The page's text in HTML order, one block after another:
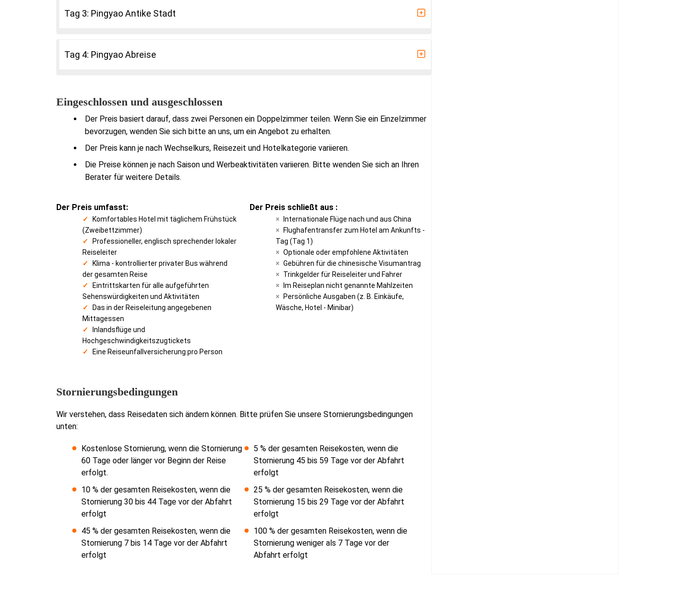
Tag 3: Pingyao Antike Stadt
Tag 4: Pingyao Abreise
Eingeschlossen und ausgeschlossen
Der Preis basiert darauf, dass zwei Personen ein Doppelzimmer teilen. Wenn Sie ein Einzelzimmer
bevorzugen, wenden Sie sich bitte an uns, um ein Angebot zu erhalten.
Der Preis kann je nach Wechselkurs, Reisezeit und Hotelkategorie variieren.
Die Preise können je nach Saison und Werbeaktivitäten variieren. Bitte wenden Sie sich an Ihren
Berater für weitere Details.
Der Preis umfasst:
Komfortables Hotel mit täglichem Frühstück
(Zweibettzimmer)
Professioneller, englisch sprechender lokaler
Reiseleiter
Klima - kontrollierter privater Bus während
der gesamten Reise
Eintrittskarten für alle aufgeführten
Sehenswürdigkeiten und Aktivitäten
Das in der Reiseleitung angegebenen
Mittagessen
Inlandsflüge und
Hochgeschwindigkeitszugtickets
Eine Reiseunfallversicherung pro Person
Der Preis schließt aus :
Internationale Flüge nach und aus China
Flughafentransfer zum Hotel am Ankunfts -
Tag (Tag 1)
Optionale oder empfohlene Aktivitäten
Gebühren für die chinesische Visumantrag
Trinkgelder für Reiseleiter und Fahrer
Im Reiseplan nicht genannte Mahlzeiten
Persönliche Ausgaben (z. B. Einkäufe,
Wäsche, Hotel - Minibar)
Stornierungsbedingungen
Wir verstehen, dass Reisedaten sich ändern können. Bitte prüfen Sie unsere Stornierungsbedingungen
unten:
Kostenlose Stornierung, wenn die Stornierung
60 Tage oder länger vor Beginn der Reise
erfolgt.
5 % der gesamten Reisekosten, wenn die
Stornierung 45 bis 59 Tage vor der Abfahrt
erfolgt
10 % der gesamten Reisekosten, wenn die
Stornierung 30 bis 44 Tage vor der Abfahrt
erfolgt
25 % der gesamten Reisekosten, wenn die
Stornierung 15 bis 29 Tage vor der Abfahrt
erfolgt
45 % der gesamten Reisekosten, wenn die
Stornierung 7 bis 14 Tage vor der Abfahrt
erfolgt
100 % der gesamten Reisekosten, wenn die
Stornierung weniger als 7 Tage vor der
Abfahrt erfolgt